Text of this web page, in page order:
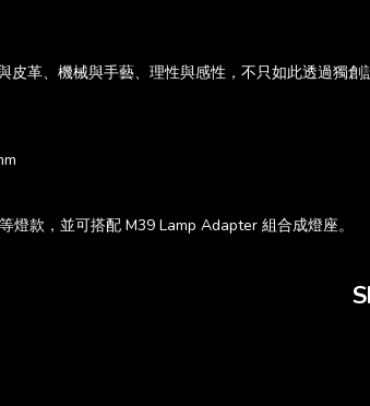
皮革、機械與手藝、理性與感性，不只如此透過獨創
燈款，並可搭配 M39 Lamp Adapter 組合成燈座。